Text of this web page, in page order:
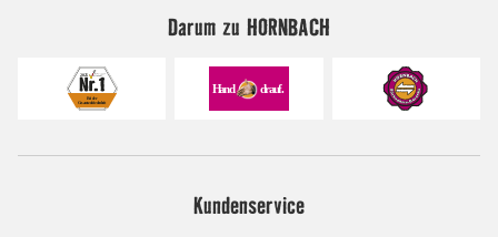
Darum zu HORNBACH
Kundenservice